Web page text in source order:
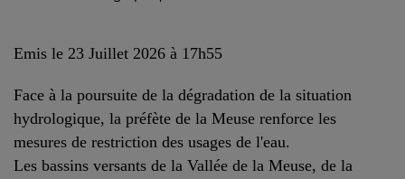
Emis le 23 Juillet 2026 à 17h55
Face à la poursuite de la dégradation de la situation
hydrologique, la préfète de la Meuse renforce les
mesures de restriction des usages de l'eau.
Les bassins versants de la Vallée de la Meuse, de la